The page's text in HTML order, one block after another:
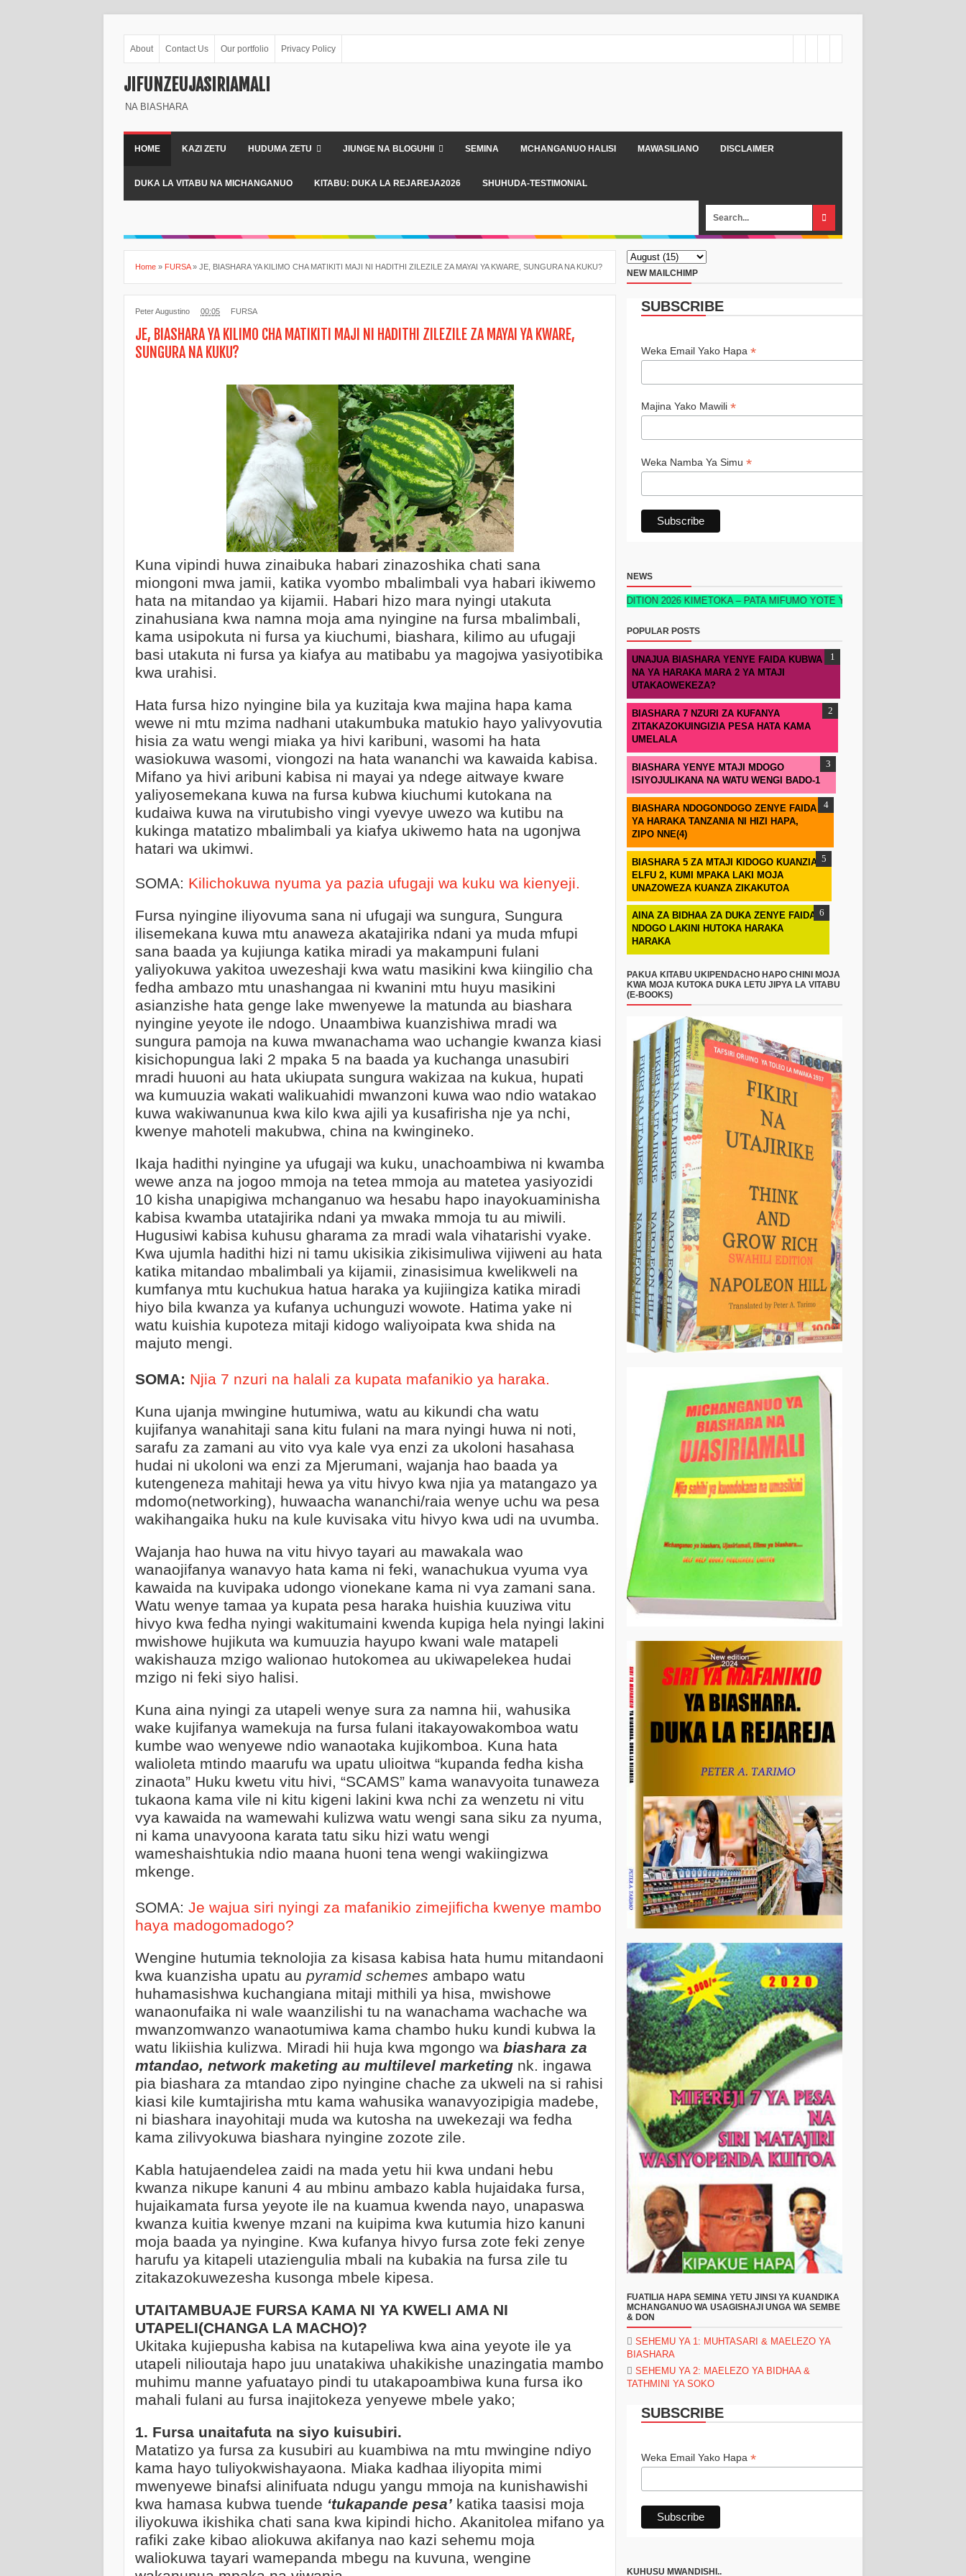
About Contact Us Our portfolio Privacy Policy
JIFUNZEUJASIRIAMALI
NA BIASHARA
HOME KAZI ZETU HUDUMA ZETU JIUNGE NA BLOGUHII SEMINA MCHANGANUO HALISI MAWASILIANO DISCLAIMER
DUKA LA VITABU NA MICHANGANUO KITABU: DUKA LA REJAREJA2026 SHUHUDA-TESTIMONIAL
Home » FURSA» JE, BIASHARA YA KILIMO CHA MATIKITI MAJI NI HADITHI ZILEZILE ZA MAYAI YA KWARE, SUNGURA NA KUKU?
Peter Augustino 00:05 FURSA
JE, BIASHARA YA KILIMO CHA MATIKITI MAJI NI HADITHI ZILEZILE ZA MAYAI YA KWARE,
SUNGURA NA KUKU?
Kuna vipindi huwa zinaibuka habari zinazoshika chati sana
miongoni mwa jamii, katika vyombo mbalimbali vya habari ikiwemo
hata na mitandao ya kijamii. Habari hizo mara nyingi utakuta
zinahusiana kwa namna moja ama nyingine na fursa mbalimbali,
kama usipokuta ni fursa ya kiuchumi, biashara, kilimo au ufugaji
basi utakuta ni fursa ya kiafya au matibabu ya magojwa yasiyotibika
kwa urahisi.
Hata fursa hizo nyingine bila ya kuzitaja kwa majina hapa kama
wewe ni mtu mzima nadhani utakumbuka matukio hayo yalivyovutia
hisia za watu wengi miaka ya hivi karibuni, wasomi ha hata
wasiokuwa wasomi, viongozi na hata wananchi wa kawaida kabisa.
Mifano ya hivi aribuni kabisa ni mayai ya ndege aitwaye kware
yaliyosemekana kuwa na fursa kubwa kiuchumi kutokana na
kudaiwa kuwa na virutubisho vingi vyevye uwezo wa kutibu na
kukinga matatizo mbalimbali ya kiafya ukiwemo hata na ugonjwa
hatari wa ukimwi.
SOMA: Kilichokuwa nyuma ya pazia ufugaji wa kuku wa kienyeji.
Fursa nyingine iliyovuma sana ni ufugaji wa sungura, Sungura
ilisemekana kuwa mtu anaweza akatajirika ndani ya muda mfupi
sana baada ya kujiunga katika miradi ya makampuni fulani
yaliyokuwa yakitoa uwezeshaji kwa watu masikini kwa kiingilio cha
fedha ambazo mtu unashangaa ni kwanini mtu huyu masikini
asianzishe hata genge lake mwenyewe la matunda au biashara
nyingine yeyote ile ndogo. Unaambiwa kuanzishiwa mradi wa
sungura pamoja na kuwa mwanachama wao uchangie kwanza kiasi
kisichopungua laki 2 mpaka 5 na baada ya kuchanga unasubiri
mradi huuoni au hata ukiupata sungura wakizaa na kukua, hupati
wa kumuuzia wakati walikuahidi mwanzoni kuwa wao ndio watakao
kuwa wakiwanunua kwa kilo kwa ajili ya kusafirisha nje ya nchi,
kwenye mahoteli makubwa, china na kwingineko.
Ikaja hadithi nyingine ya ufugaji wa kuku, unachoambiwa ni kwamba
wewe anza na jogoo mmoja na tetea mmoja au matetea yasiyozidi
10 kisha unapigiwa mchanganuo wa hesabu hapo inayokuaminisha
kabisa kwamba utatajirika ndani ya mwaka mmoja tu au miwili.
Hugusiwi kabisa kuhusu gharama za mradi wala vihatarishi vyake.
Kwa ujumla hadithi hizi ni tamu ukisikia zikisimuliwa vijiweni au hata
katika mitandao mbalimbali ya kijamii, zinasisimua kwelikweli na
kumfanya mtu kuchukua hatua haraka ya kujiingiza katika miradi
hiyo bila kwanza ya kufanya uchunguzi wowote. Hatima yake ni
watu kuishia kupoteza mitaji kidogo waliyoipata kwa shida na
majuto mengi.
SOMA: Njia 7 nzuri na halali za kupata mafanikio ya haraka.
Kuna ujanja mwingine hutumiwa, watu au kikundi cha watu
kujifanya wanahitaji sana kitu fulani na mara nyingi huwa ni noti,
sarafu za zamani au vito vya kale vya enzi za ukoloni hasahasa
hudai ni ukoloni wa enzi za Mjerumani, wajanja hao baada ya
kutengeneza mahitaji hewa ya vitu hivyo kwa njia ya matangazo ya
mdomo(networking), huwaacha wananchi/raia wenye uchu wa pesa
wakihangaika huku na kule kuvisaka vitu hivyo kwa udi na uvumba.
Wajanja hao huwa na vitu hivyo tayari au mawakala wao
wanaojifanya wanavyo hata kama ni feki, wanachukua vyuma vya
kawaida na kuvipaka udongo vionekane kama ni vya zamani sana.
Watu wenye tamaa ya kupata pesa haraka huishia kuuziwa vitu
hivyo kwa fedha nyingi wakitumaini kwenda kupiga hela nyingi lakini
mwishowe hujikuta wa kumuuzia hayupo kwani wale matapeli
wakishauza mzigo walionao hutokomea au ukiwapelekea hudai
mzigo ni feki siyo halisi.
Kuna aina nyingi za utapeli wenye sura za namna hii, wahusika
wake kujifanya wamekuja na fursa fulani itakayowakomboa watu
kumbe wao wenyewe ndio wanaotaka kujikomboa. Kuna hata
walioleta mtindo maarufu wa upatu ulioitwa “kupanda fedha kisha
zinaota” Huku kwetu vitu hivi, “SCAMS” kama wanavyoita tunaweza
tukaona kama vile ni kitu kigeni lakini kwa nchi za wenzetu ni vitu
vya kawaida na wamewahi kulizwa watu wengi sana siku za nyuma,
ni kama unavyoona karata tatu siku hizi watu wengi
wameshaishtukia ndio maana huoni tena wengi wakiingizwa
mkenge.
SOMA: Je wajua siri nyingi za mafanikio zimejificha kwenye mambo
haya madogomadogo?
Wengine hutumia teknolojia za kisasa kabisa hata humu mitandaoni
kwa kuanzisha upatu au pyramid schemes ambapo watu
huhamasishwa kuchangiana mitaji mithili ya hisa, mwishowe
wanaonufaika ni wale waanzilishi tu na wanachama wachache wa
mwanzomwanzo wanaotumiwa kama chambo huku kundi kubwa la
watu likiishia kulizwa. Miradi hii huja kwa mgongo wa biashara za
mtandao, network maketing au multilevel marketing nk. ingawa
pia biashara za mtandao zipo nyingine chache za ukweli na si rahisi
kiasi kile kumtajirisha mtu kama wahusika wanavyozipigia madebe,
ni biashara inayohitaji muda wa kutosha na uwekezaji wa fedha
kama zilivyokuwa biashara nyingine zozote zile.
Kabla hatujaendelea zaidi na mada yetu hii kwa undani hebu
kwanza nikupe kanuni 4 au mbinu ambazo kabla hujaidaka fursa,
hujaikamata fursa yeyote ile na kuamua kwenda nayo, unapaswa
kwanza kuitia kwenye mzani na kuipima kwa kutumia hizo kanuni
moja baada ya nyingine. Kwa kufanya hivyo fursa zote feki zenye
harufu ya kitapeli utaziengulia mbali na kubakia na fursa zile tu
zitakazokuwezesha kusonga mbele kipesa.
UTAITAMBUAJE FURSA KAMA NI YA KWELI AMA NI
UTAPELI(CHANGA LA MACHO)?
Ukitaka kujiepusha kabisa na kutapeliwa kwa aina yeyote ile ya
utapeli nilioutaja hapo juu unatakiwa uhakikishe unazingatia mambo
muhimu manne yafuatayo pindi tu utakapoambiwa kuna fursa iko
mahali fulani au fursa inajitokeza yenyewe mbele yako;
1. Fursa unaitafuta na siyo kuisubiri.
Matatizo ya fursa za kusubiri au kuambiwa na mtu mwingine ndiyo
kama hayo tuliyokwishayaona. Miaka kadhaa iliyopita mimi
mwenyewe binafsi alinifuata ndugu yangu mmoja na kunishawishi
kwa hamasa kubwa tuende ‘tukapande pesa’ katika taasisi moja
iliyokuwa ikishika chati sana kwa kipindi hicho. Akanitolea mifano ya
rafiki zake kibao aliokuwa akifanya nao kazi sehemu moja
waliokuwa tayari wamepanda mbegu na kuvuna, wengine
NEW MAILCHIMP
SUBSCRIBE
Weka Email Yako Hapa *
Majina Yako Mawili *
Weka Namba Ya Simu *
NEWS
KITABU: SIRI YA MAFANIKIO YA BIASHARA DUKA LA REJAREJA NEW TECH EDITION 2026 KIMETOKA – PATA MIFUMO YOTE YA KUFUATILIA MAUZO, STOKU,
POPULAR POSTS
UNAJUA BIASHARA YENYE FAIDA KUBWA
NA YA HARAKA MARA 2 YA MTAJI
UTAKAOWEKEZA?
BIASHARA 7 NZURI ZA KUFANYA
ZITAKAZOKUINGIZIA PESA HATA KAMA
UMELALA
BIASHARA YENYE MTAJI MDOGO
ISIYOJULIKANA NA WATU WENGI BADO-1
BIASHARA NDOGONDOGO ZENYE FAIDA
YA HARAKA TANZANIA NI HIZI HAPA,
ZIPO NNE(4)
BIASHARA 5 ZA MTAJI KIDOGO KUANZIA
ELFU 2, KUMI MPAKA LAKI MOJA
UNAZOWEZA KUANZA ZIKAKUTOA
AINA ZA BIDHAA ZA DUKA ZENYE FAIDA
NDOGO LAKINI HUTOKA HARAKA
HARAKA
PAKUA KITABU UKIPENDACHO HAPO CHINI MOJA
KWA MOJA KUTOKA DUKA LETU JIPYA LA VITABU
(E-BOOKS)
FUATILIA HAPA SEMINA YETU JINSI YA KUANDIKA
MCHANGANUO WA USAGISHAJI UNGA WA SEMBE
& DON
SEHEMU YA 1: MUHTASARI & MAELEZO YA
BIASHARA
SEHEMU YA 2: MAELEZO YA BIDHAA &
TATHMINI YA SOKO
SUBSCRIBE
Weka Email Yako Hapa *
KUHUSU MWANDISHI..